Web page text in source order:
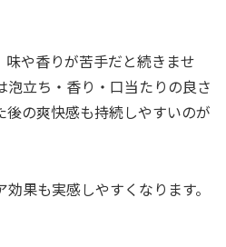
味や香りが苦手だと続きませ
泡立ち・香り・口当たりの良さ
後の爽快感も持続しやすいのが
果も実感しやすくなります。